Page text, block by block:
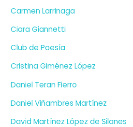
Carmen Larrinaga
Ciara Giannetti
Club de Poesía
Cristina Giménez López
Daniel Teran Fierro
Daniel Viñambres Martínez
David Martínez López de Silanes